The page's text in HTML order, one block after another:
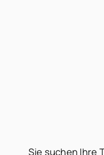
Sie suchen Ihre